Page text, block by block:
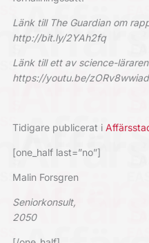
Länk till The Guardian om
http://bit.ly/2YAh2fq
Länk till ett av science-
https://youtu.be/
Tidigare publicerat i
[one_half last=”no”]
Malin Forsgren
Seniorkonsult,
2050